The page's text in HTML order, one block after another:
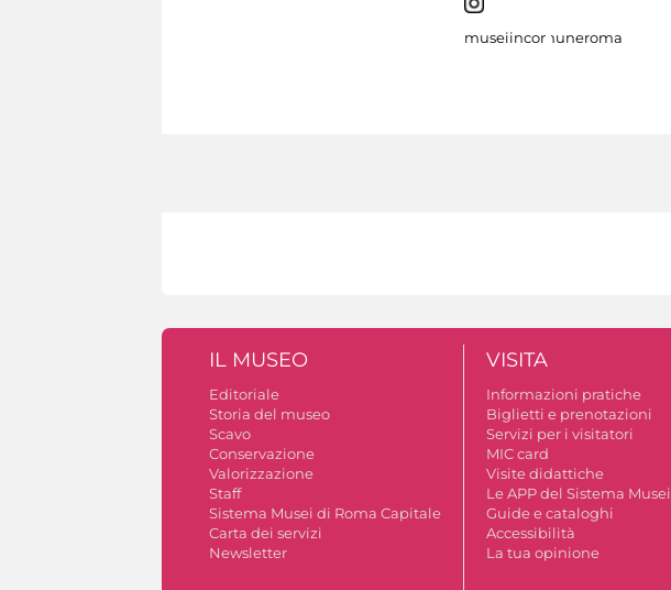
museiincomuneroma
IL MUSEO
Editoriale
Storia del museo
Scavo
Conservazione
Valorizzazione
Staff
Sistema Musei di Roma Capitale
Carta dei servizi
Newsletter
VISITA
Informazioni pratiche
Biglietti e prenotazioni
Servizi per i visitatori
MIC card
Visite didattiche
Le APP del Sistema Musei
Guide e cataloghi
Accessibilità
La tua opinione